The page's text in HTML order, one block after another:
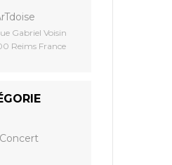
Gabriel Voisin
Reims France
Concert